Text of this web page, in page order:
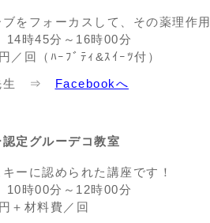
をフォーカスして、その薬理作
14時45分～16時00分
回（ﾊｰﾌﾞﾃｨ&ｽｲｰﾂ付）
生 ⇒ Facebookへ
定グルーデコ教室
ーに認められた講座です！
10時00分～12時00分
＋材料費／回